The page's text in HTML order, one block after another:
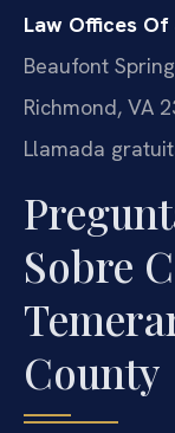
Law Offices Of
Beaufont
Richmond, VA
Llamada
Sobre
County